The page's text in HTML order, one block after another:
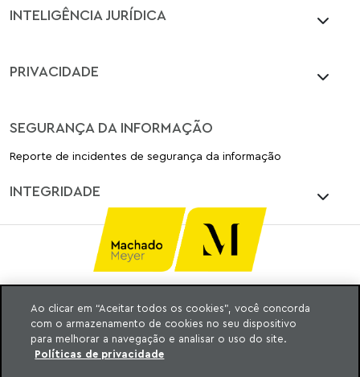
INTELIGÊNCIA JURÍDICA
PRIVACIDADE
SEGURANÇA DA INFORMAÇÃO
Reporte de incidentes de segurança da informação
INTEGRIDADE
Ⓒ MACHADO, MEYER, SENDACZ E OPICE
ADVOGADOS 2025
TODOS OS DIREITOS RESERVADOS
Ao clicar em “Aceitar todos os cookies”, você concorda
com o armazenamento de cookies no seu dispositivo
para melhorar a navegação e analisar o uso do site.
Políticas de privacidade